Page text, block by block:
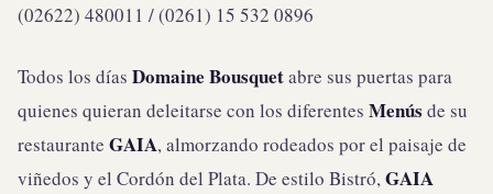
(02622) 480011 / (0261) 15 532 0896
Todos los días Domaine Bousquetabre sus puertas para
quienes quieran deleitarse con los diferentes Menús de su
restaurante GAIA, almorzando rodeados por el paisaje de
viñedos y el Cordón del Plata. De estilo Bistró,GAIA